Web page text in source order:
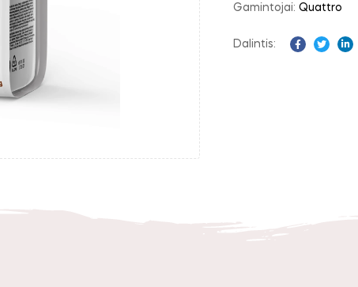
Gamintojai: Quattro
Dalintis: